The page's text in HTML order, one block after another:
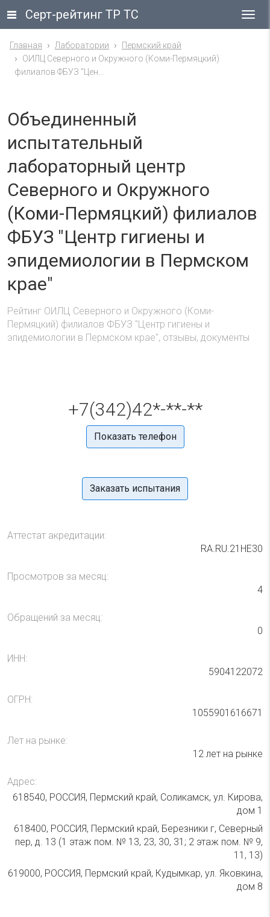
Серт-рейтинг ТР ТС
Главная Лаборатории
Пермский край
ОИЛЦ Северного и Окружного (Коми-Пермяцкий)
филиалов ФБУЗ "Цен...
Объединенный
испытательный
лабораторный центр
Северного и Окружного
(Коми-Пермяцкий) филиалов
ФБУЗ "Центр гигиены и
эпидемиологии в Пермском
крае"
Рейтинг ОИЛЦ Северного и Окружного (Коми-
Пермяцкий) филиалов ФБУЗ "Центр гигиены и
эпидемиологии в Пермском крае", отзывы, документы
+7(342)42*-**-**
Показать телефон
Заказать испытания
Аттестат акредитации:
RA.RU.21НЕ30
Просмотров за месяц:
4
Обращений за месяц:
0
ИНН:
5904122072
ОГРН:
1055901616671
Лет на рынке:
12 лет на рынке
Адрес:
618540, РОССИЯ, Пермский край, Соликамск, ул. Кирова,
дом 1
618400, РОССИЯ, Пермский край, Березники г, Северный
пер, д. 13 (1 этаж пом. № 13, 23, 30, 31; 2 этаж пом. № 9,
11, 13)
619000, РОССИЯ, Пермский край, Кудымкар, ул. Яковкина,
дом 8